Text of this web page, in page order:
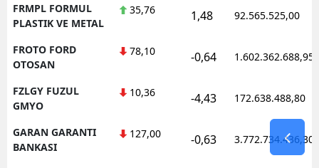
FRMPL FORMUL
PLASTIK VE METAL
35,76 1,48 92.565.525,00
FROTO FORD
OTOSAN
78,10 -0,64 1.602.362.688,95
FZLGY FUZUL
GMYO
10,36 -4,43 172.638.488,80
GARAN GARANTI
BANKASI
127,00 -0,63 3.772.734.436,30